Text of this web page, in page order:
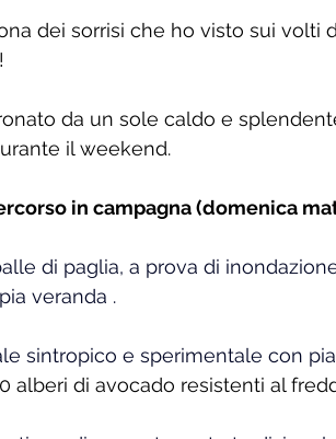
dei sorrisi che ho visto sui volti
da un sole caldo e
il weekend.
in campagna (domenica
di paglia, a prova di
veranda .
sintropico e sperimentale con
alberi di avocado resistenti al